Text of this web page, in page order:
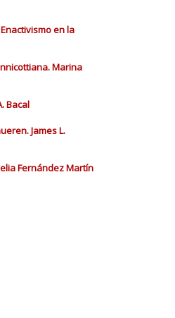
en la
Marina
Bacal
James L.
Fernández Martín